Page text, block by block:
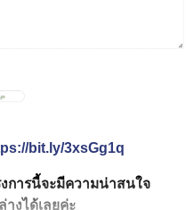
bit.ly/3xsGg1q
งการนี้จะมีความน่าสนใจ
งได้เลยค่ะ